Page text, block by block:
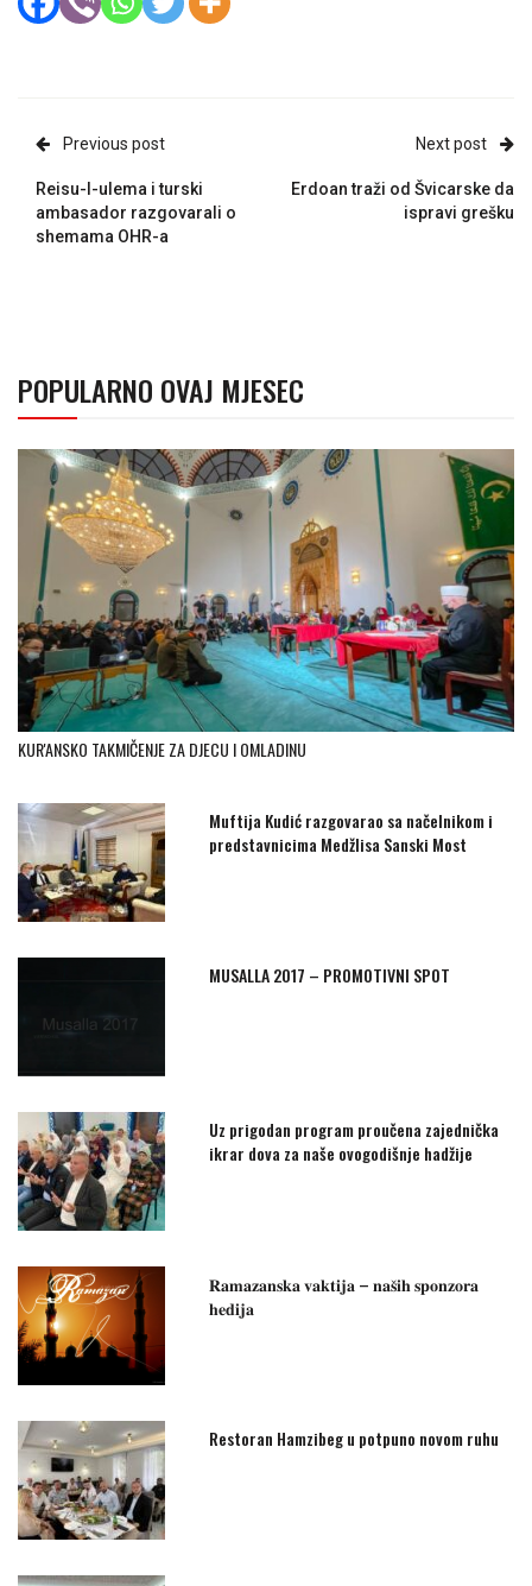
Previous post
Reisu-l-ulema i turski
ambasador razgovarali o
shemama OHR-a
Next post
Erdoan traži od Švicarske da
ispravi grešku
POPULARNO OVAJ MJESEC
KUR'ANSKO TAKMIČENJE ZA DJECU I OMLADINU
Muftija Kudić razgovarao sa načelnikom i
predstavnicima Medžlisa Sanski Most
MUSALLA 2017 – PROMOTIVNI SPOT
Uz prigodan program proučena zajednička
ikrar dova za naše ovogodišnje hadžije
𝐑𝐚𝐦𝐚𝐳𝐚𝐧𝐬𝐤𝐚 𝐯𝐚𝐤𝐭𝐢𝐣𝐚 – 𝐧𝐚𝐬̌𝐢𝐡 𝐬𝐩𝐨𝐧𝐳𝐨𝐫𝐚
𝐡𝐞𝐝𝐢𝐣𝐚
Restoran Hamzibeg u potpuno novom ruhu